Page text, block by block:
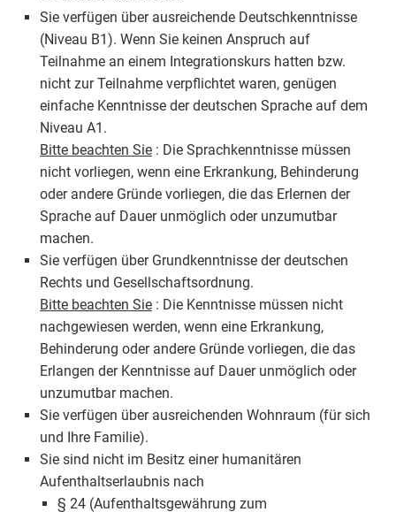
Sie verfügen über ausreichende Deutschkenntnisse
(Niveau B1). Wenn Sie keinen Anspruch auf
Teilnahme an einem Integrationskurs hatten bzw.
nicht zur Teilnahme verpflichtet waren, genügen
einfache Kenntnisse der deutschen Sprache auf dem
Niveau A1.
Bitte beachten Sie : Die Sprachkenntnisse müssen
nicht vorliegen, wenn eine Erkrankung, Behinderung
oder andere Gründe vorliegen, die das Erlernen der
Sprache auf Dauer unmöglich oder unzumutbar
machen.
Sie verfügen über Grundkenntnisse der deutschen
Rechts und Gesellschaftsordnung.
Bitte beachten Sie : Die Kenntnisse müssen nicht
nachgewiesen werden, wenn eine Erkrankung,
Behinderung oder andere Gründe vorliegen, die das
Erlangen der Kenntnisse auf Dauer unmöglich oder
unzumutbar machen.
Sie verfügen über ausreichenden Wohnraum (für sich
und Ihre Familie).
Sie sind nicht im Besitz einer humanitären
Aufenthaltserlaubnis nach
§ 24 (Aufenthaltsgewährung zum